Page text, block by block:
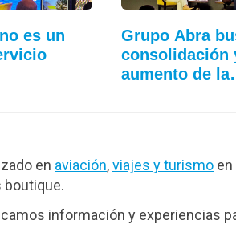
es un
Grupo Abra
consolidación
aumento de la
en aviación,viajes y turismo en
boutique.
información y experiencias